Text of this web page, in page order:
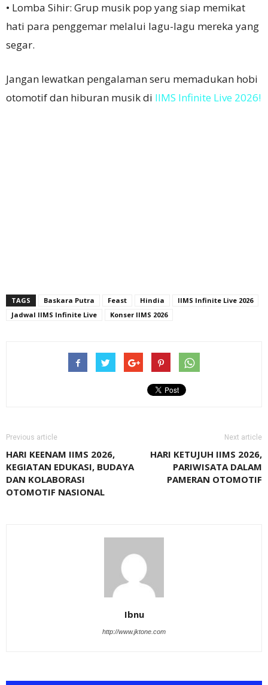
• Lomba Sihir: Grup musik pop yang siap memikat
hati para penggemar melalui lagu-lagu mereka yang
segar.
Jangan lewatkan pengalaman seru memadukan hobi
otomotif dan hiburan musik di IIMS Infinite Live 2026!
TAGS Baskara Putra Feast Hindia
IIMS Infinite Live 2026
Jadwal IIMS Infinite Live
Konser IIMS 2026
Previous article
HARI KEENAM IIMS 2026,
KEGIATAN EDUKASI, BUDAYA
DAN KOLABORASI
OTOMOTIF NASIONAL
Next article
HARI KETUJUH IIMS 2026,
PARIWISATA DALAM
PAMERAN OTOMOTIF
Ibnu
http://www.jktone.com